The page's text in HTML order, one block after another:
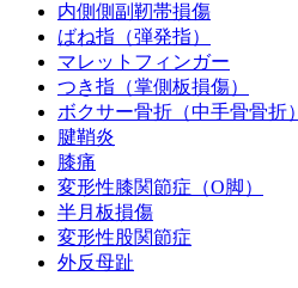
内側側副靭帯損傷
ばね指（弾発指）
マレットフィンガー
つき指（掌側板損傷）
ボクサー骨折（中手骨骨折）
腱鞘炎
膝痛
変形性膝関節症（O脚）
半月板損傷
変形性股関節症
外反母趾